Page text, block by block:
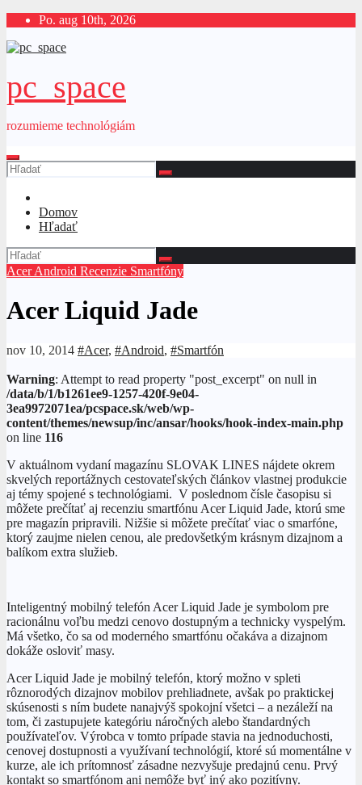
Skip
content
Po. aug 10th, 2026
pc_space
rozumieme technológiám
Domov
Hľadať
AcerAndroid Recenzie Smartfóny
Acer Liquid Jade
nov 10, 2014 #Acer, #Android, #Smartfón
Warning: Attempt to read property "post_excerpt" on null in
/data/b/1/b1261ee9-1257-420f-9e04-
3ea9972071ea/pcspace.sk/web/wp-
content/themes/newsup/inc/ansar/hooks/hook-index-main.php
on line 116
V aktuálnom vydaní magazínu SLOVAK LINES nájdete okrem
skvelých reportážnych cestovateľských článkov vlastnej produkcie
aj témy spojené s technológiami. V poslednom čísle časopisu si
môžete prečítať aj recenziu smartfónu Acer Liquid Jade, ktorú sme
pre magazín pripravili. Nižšie si môžete prečítať viac o smarfóne,
ktorý zaujme nielen cenou, ale predovšetkým krásnym dizajnom a
balíkom extra služieb.
Inteligentný mobilný telefón Acer Liquid Jade je symbolom pre
racionálnu voľbu medzi cenovo dostupným a technicky vyspelým.
Má všetko, čo sa od moderného smartfónu očakáva a dizajnom
dokáže osloviť masy.
Acer Liquid Jade je mobilný telefón, ktorý možno v spleti
rôznorodých dizajnov mobilov prehliadnete, avšak po praktickej
skúsenosti s ním budete nanajvýš spokojní všetci – a nezáleží na
tom, či zastupujete kategóriu náročných alebo štandardných
používateľov. Výrobca v tomto prípade stavia na jednoduchosti,
cenovej dostupnosti a využívaní technológií, ktoré sú momentálne v
kurze, ale ich prítomnosť zásadne nezvyšuje predajnú cenu. Prvý
kontakt so smartfónom ani nemôže byť iný ako pozitívny.